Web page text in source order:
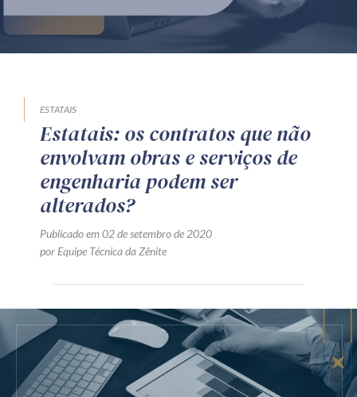
Produtos e serviços
Mentoria Zênite
Capacitação
Zênite Online
Eventos presenciais
Zênite in Company
Diferenciais
Receba por RSS
ESTATAIS
Estatais: os contratos que não
envolvam obras e serviços de
engenharia podem ser
alterados?
Publicado em 02 de setembro de 2020
por Equipe Técnica da Zênite